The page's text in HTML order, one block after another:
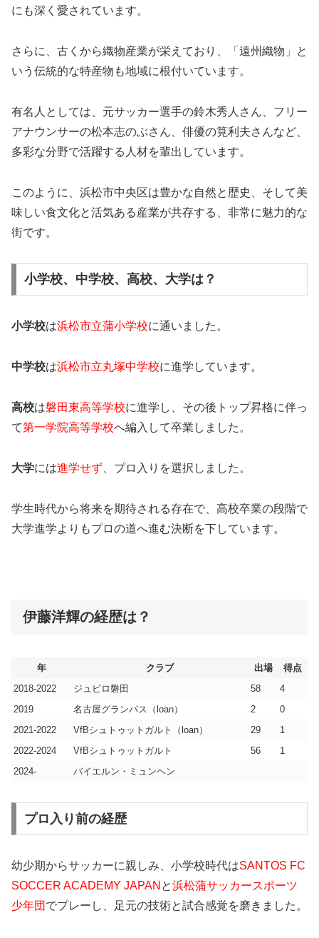
にも深く愛されています。
さらに、古くから織物産業が栄えており、「遠州織物」と
いう伝統的な特産物も地域に根付いています。
有名人としては、元サッカー選手の鈴木秀人さん、フリー
アナウンサーの松本志のぶさん、俳優の筧利夫さんなど、
多彩な分野で活躍する人材を輩出しています。
このように、浜松市中央区は豊かな自然と歴史、そして美
味しい食文化と活気ある産業が共存する、非常に魅力的な
街です。
小学校、中学校、高校、大学は？
小学校は浜松市立蒲小学校に通いました。
中学校は浜松市立丸塚中学校に進学しています。
高校は磐田東高等学校に進学し、その後トップ昇格に伴っ
て第一学院高等学校へ編入して卒業しました。
大学には進学せず 、プロ入りを選択しました。
学生時代から将来を期待される存在で、高校卒業の段階で
大学進学よりもプロの道へ進む決断を下しています。
伊藤洋輝の経歴は？
年 クラブ 出場
得点
2018-2022
ジュビロ磐田 58
4
2019
名古屋グランパス（loan） 2
0
2021-2022
VfBシュトゥットガルト（loan） 29
1
2022-2024
VfBシュトゥットガルト 56
1
2024-
バイエルン・ミュンヘン
プロ入り前の経歴
幼少期からサッカーに親しみ、小学校時代はSANTOS FC
SOCCER ACADEMY JAPAN と浜松蒲サッカースポーツ
少年団 でプレーし、足元の技術と試合感覚を磨きました。